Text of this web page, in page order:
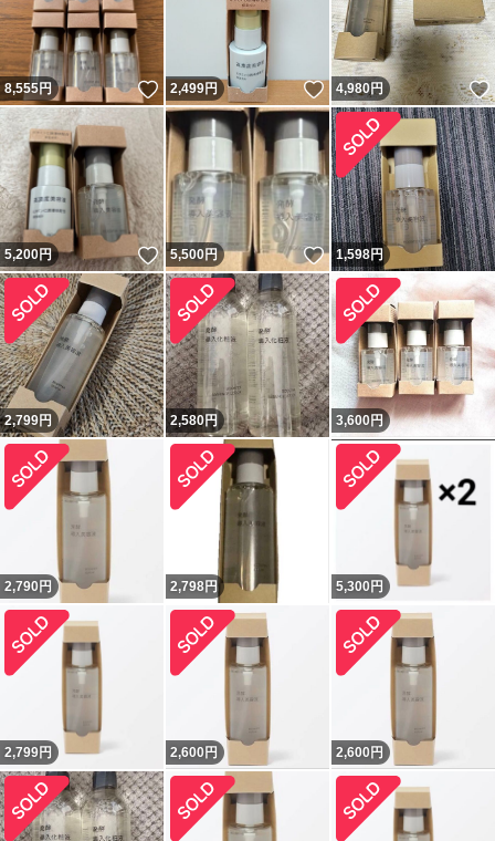
8,555円 いいね！
2,499円 いいね！
4,980円
5,200円 いいね！
5,500円 いいね！
1,598円
2,799円 2,580円 3,600円
2,790 円 2,798円 5,300 円
2,799円 2,600 円 2,600 円